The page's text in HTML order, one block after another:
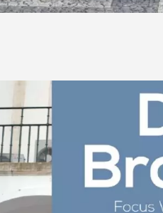
Termo de Pesquisa